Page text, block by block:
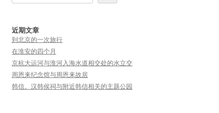
近期文章
到北京的一次旅行
在淮安的四个月
京杭大运河与淮河入海水道相交处的水立交
周恩来纪念馆与周恩来故居
韩信。汉韩侯祠与附近韩信相关的主题公园